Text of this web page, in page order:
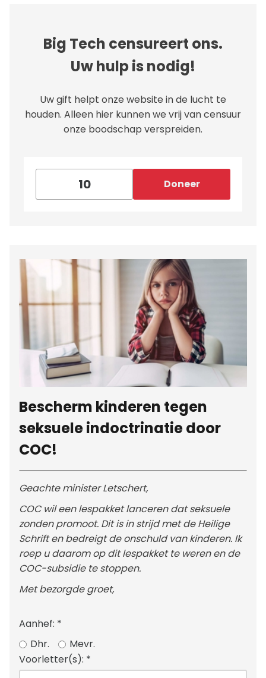
Big Tech censureert ons.
Uw hulp is nodig!
Uw gift helpt onze website in de lucht te
houden. Alleen hier kunnen we vrij van censuur
onze boodschap verspreiden.
Doneer
Bescherm kinderen tegen
seksuele indoctrinatie door
COC!
Geachte minister Letschert,
COC wil een lespakket lanceren dat seksuele
zonden promoot. Dit is in strijd met de Heilige
Schrift en bedreigt de onschuld van kinderen. Ik
roep u daarom op dit lespakket te weren en de
COC-subsidie te stoppen.
Met bezorgde groet,
Aanhef: *
Dhr.
Mevr.
Voorletter(s): *